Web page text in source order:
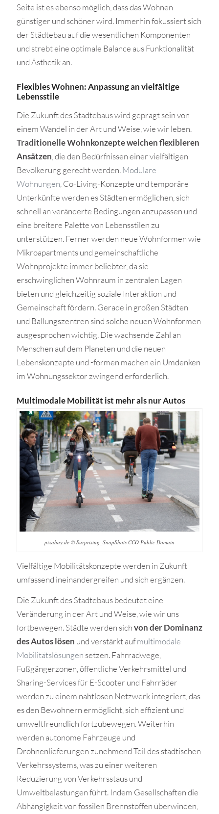
Seite ist es ebenso möglich, dass das Wohnen
günstiger und schöner wird. Immerhin fokussiert sich
der Städtebau auf die wesentlichen Komponenten
und strebt eine optimale Balance aus Funktionalität
und Ästhetik an.
Flexibles Wohnen: Anpassung an vielfältige
Lebensstile
Die Zukunft des Städtebaus wird geprägt sein von
einem Wandel in der Art und Weise, wie wir leben.
Traditionelle Wohnkonzepte weichen flexibleren
Ansätzen, die den Bedürfnissen einer vielfältigen
Bevölkerung gerecht werden.Modulare
Wohnungen, Co-Living-Konzepte und temporäre
Unterkünfte werden es Städten ermöglichen, sich
schnell an veränderte Bedingungen anzupassen und
eine breitere Palette von Lebensstilen zu
unterstützen. Ferner werden neue Wohnformen wie
Mikroapartments und gemeinschaftliche
Wohnprojekte immer beliebter, da sie
erschwinglichen Wohnraum in zentralen Lagen
bieten und gleichzeitig soziale Interaktion und
Gemeinschaft fördern. Gerade in großen Städten
und Ballungszentren sind solche neuen Wohnformen
ausgesprochen wichtig. Die wachsende Zahl an
Menschen auf dem Planeten und die neuen
Lebenskonzepte und -formen machen ein Umdenken
im Wohnungssektor zwingend erforderlich.
Multimodale Mobilität ist mehr als nur Autos
pixabay.de © Surprising_SnapShots CCO Public Domain
Vielfältige Mobilitätskonzepte werden in Zukunft
umfassend ineinandergreifen und sich ergänzen.
Die Zukunft des Städtebaus bedeutet eine
Veränderung in der Art und Weise, wie wir uns
fortbewegen. Städte werden sichvon der Dominanz
des Autos lösen und verstärkt aufmultimodale
Mobilitätslösungen setzen. Fahrradwege,
Fußgängerzonen, öffentliche Verkehrsmittel und
Sharing-Services für E-Scooter und Fahrräder
werden zu einem nahtlosen Netzwerk integriert, das
es den Bewohnern ermöglicht, sich effizient und
umweltfreundlich fortzubewegen. Weiterhin
werden autonome Fahrzeuge und
Drohnenlieferungen zunehmend Teil des städtischen
Verkehrssystems, was zu einer weiteren
Reduzierung von Verkehrsstaus und
Umweltbelastungen führt. Indem Gesellschaften die
Abhängigkeit von fossilen Brennstoffen überwinden,